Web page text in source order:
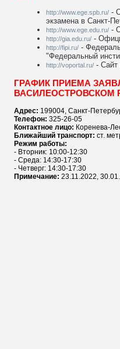
http://www.ege.spb.ru/ -
экзамена в Санкт-
http://www.ege.edu.ru/ -
http://gia.edu.ru/ -
http://fipi.ru/ -
"Федеральный
http://voportal.ru/ - Сайт
ГРАФИК ПРИЕМА
ВАСИЛЕОСТРОВСКОМ
Адрес: 199004, Санкт-
Телефон: 325-26-05
Контактное лицо: Коренева-
Ближайший транспорт: ст.
Режим работы:
- Вторник: 10:00-12:30
- Среда: 14:30-17:30
- Четверг: 14:30-17:30
Примечание: 23.11.2022,